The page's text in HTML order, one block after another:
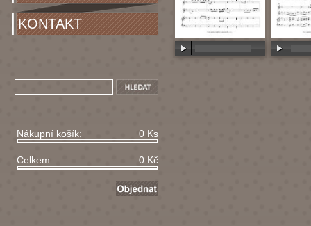
KONTAKT
Nákupní košík: 0 Ks
Celkem: 0 Kč